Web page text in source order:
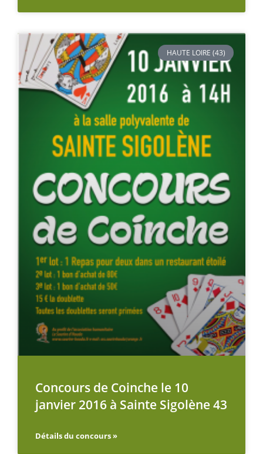
HAUTE LOIRE (43)
Concours de Coinche le 10
janvier 2016 à Sainte Sigolène 43
Détails du concours »